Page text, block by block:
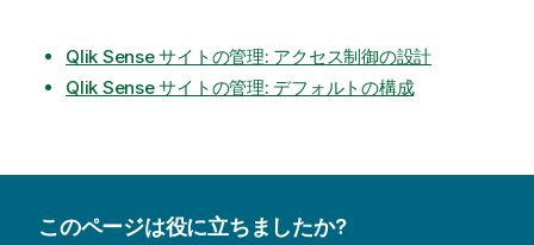
Qlik Sense サイトの管理: アクセス制御の設計
Qlik Sense サイトの管理: デフォルトの構成
このページは役に立ちましたか?